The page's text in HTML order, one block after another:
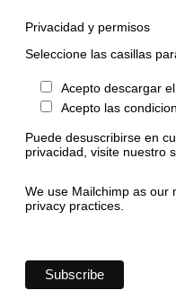
Privacidad y permisos
Seleccione las casillas
Acepto descargar
Acepto las
Puede desuscribirse en
privacidad, visite nuestro
We use Mailchimp as our
privacy practices.